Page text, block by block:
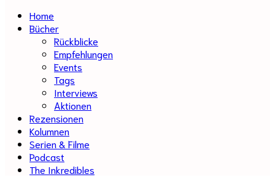
Home
Bücher
Rückblicke
Empfehlungen
Events
Tags
Interviews
Aktionen
Rezensionen
Kolumnen
Serien & Filme
Podcast
The Inkredibles